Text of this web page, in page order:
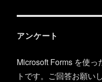
アンケート
Microsoft Forms を使
トです。ご回答お願い